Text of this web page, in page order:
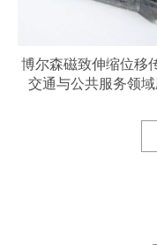
博尔森磁致伸缩位移
交通与公共服务领域